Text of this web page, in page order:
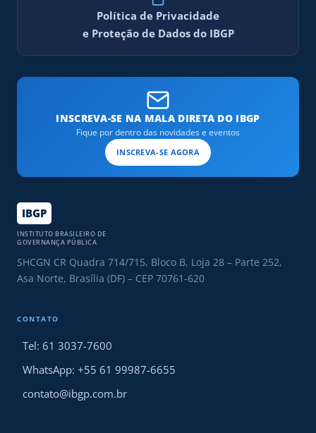
GARANTIR
EFICIÊNCIA
CONFORMIDADE?
Política de Privacidade
e Proteção de Dados do IBGP
INSCREVA-SE NA MALA DIRETA DO IBGP
Fique por dentro das novidades e eventos
INSCREVA-SE AGORA
IBGP
INSTITUTO BRASILEIRO DE
GOVERNANÇA PÚBLICA
SHCGN CR Quadra 714/715, Bloco B, Loja 28 – Parte 252,
Asa Norte, Brasília (DF) – CEP 70761-620
CONTATO
Tel: 61 3037-7600
WhatsApp: +55 61 99987-6655
contato@ibgp.com.br